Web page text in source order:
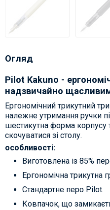
Огляд
Pilot Kakuno -
надзвичайно
Ергономічний трикутний
належне утримання ручки
шестикутна форма корпусу
скочуватися зі столу.
особливості:
Виготовлена із 85%
Ергономічна трикутна
Стандартне перо Pilot.
Ковпачок, що